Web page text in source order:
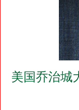
美国乔治城